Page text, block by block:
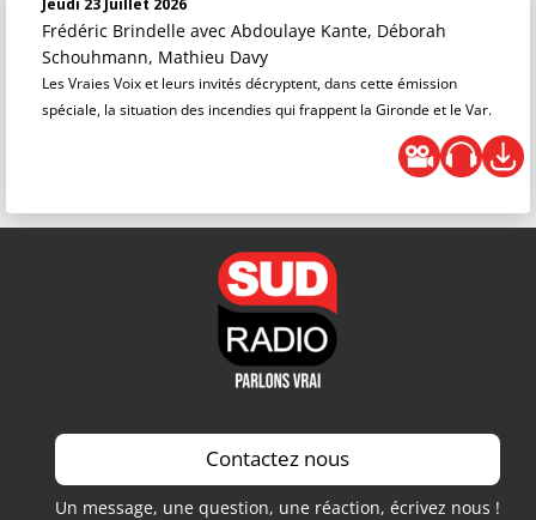
Jeudi 23 Juillet 2026
Frédéric Brindelle avec Abdoulaye Kante, Déborah
Schouhmann, Mathieu Davy
Les Vraies Voix et leurs invités décryptent, dans cette émission
spéciale, la situation des incendies qui frappent la Gironde et le Var.
Contactez nous
Un message, une question, une réaction, écrivez nous !